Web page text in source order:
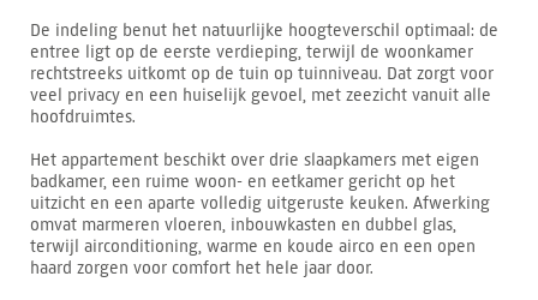
De indeling benut het natuurlijke hoogteverschil optimaal: de
entree ligt op de eerste verdieping, terwijl de woonkamer
rechtstreeks uitkomt op de tuin op tuinniveau. Dat zorgt voor
veel privacy en een huiselijk gevoel, met zeezicht vanuit alle
hoofdruimtes.
Het appartement beschikt over drie slaapkamers met eigen
badkamer, een ruime woon- en eetkamer gericht op het
uitzicht en een aparte volledig uitgeruste keuken. Afwerking
omvat marmeren vloeren, inbouwkasten en dubbel glas,
terwijl airconditioning, warme en koude airco en een open
haard zorgen voor comfort het hele jaar door.